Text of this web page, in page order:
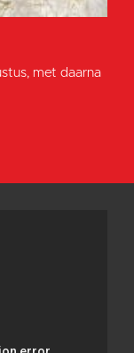
met daarna